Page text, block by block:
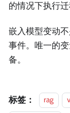
的情况下执行迁
嵌入模型变动
事件。唯一的
备。
标签： rag